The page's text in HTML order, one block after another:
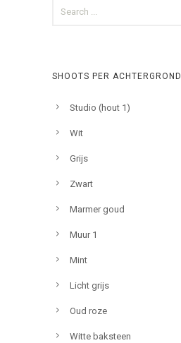
SHOOTS PER ACHTERGROND
Studio (hout 1)
Wit
Grijs
Zwart
Marmer goud
Muur 1
Mint
Licht grijs
Oud roze
Witte baksteen